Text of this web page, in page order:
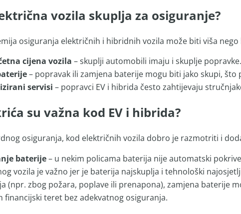
vozila skuplja za osiguranje?
osiguranja električnih i hibridnih vozila može biti viša
cijena vozila – skuplji automobili imaju i skuplje popravke.
– popravak ili zamjena baterije mogu biti jako skupi, što
servisi – popravci EV i hibrida često zahtijevaju
su važna kod EV i hibrida?
osiguranja, kod električnih vozila dobro je razmotriti i
baterije– u nekim policama baterija nije automatski
vozila je važno jer je baterija najskuplja i tehnološki
(npr. zbog požara, poplave ili prenapona), zamjena baterije
financijski teret bez adekvatnog osiguranja.